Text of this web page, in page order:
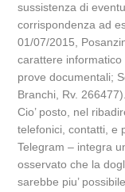
sussistenza di
corrispondenza ad
01/07/2015,
carattere
prove documentali;
Branchi, Rv. 266477).
Cio’ posto, nel
telefonici, contatti, e
Telegram – integra
osservato che la
sarebbe piu’